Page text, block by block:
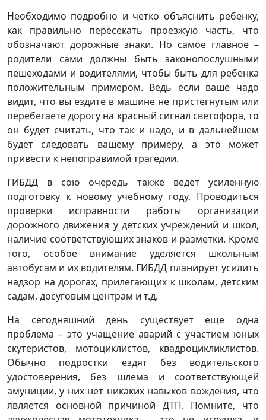
Необходимо подробно и четко объяснить ребенку,
как правильно пересекать проезжую часть, что
обозначают дорожные знаки. Но самое главное –
родители сами должны быть законопослушными
пешеходами и водителями, чтобы быть для ребенка
положительным примером. Ведь если ваше чадо
видит, что вы ездите в машине не пристегнутым или
перебегаете дорогу на красный сигнал светофора, то
он будет считать, что так и надо, и в дальнейшем
будет следовать вашему примеру, а это может
привести к непоправимой трагедии.
ГИБДД в сою очередь также ведет усиленную
подготовку к новому учебному году. Проводиться
проверки исправности работы организации
дорожного движения у детских учреждений и школ,
наличие соответствующих знаков и разметки. Кроме
того, особое внимание уделяется школьным
автобусам и их водителям. ГИБДД планирует усилить
надзор на дорогах, прилегающих к школам, детским
садам, досуговым центрам и т.д.
На сегодняшний день существует еще одна
проблема – это учащение аварий с участием юных
скутеристов, мотоциклистов, квадроцикликлистов.
Обычно подростки ездят без водительского
удостоверения, без шлема и соответствующей
амуниции, у них нет никаких навыков вождения, что
является основной причиной ДТП. Помните, что